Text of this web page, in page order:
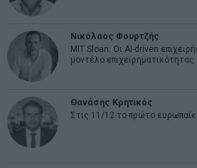
Νικόλαος Φουρτζής
MIT Sloan: Οι AI-driven
μοντέλο επιχειρηματικότητας
Θανάσης Κρητικός
Στις 11/12 το πρώτο